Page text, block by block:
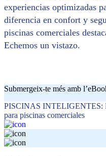
experiencias optimizadas
diferencia en confort y
piscinas comerciales
Echemos un vistazo.
Submergeix-te més amb
PISCINAS INTELIGENTES:
para piscinas comerciales